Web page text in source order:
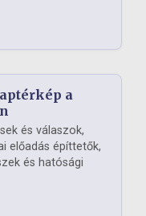
a
és válaszok,
előadás építtetők,
és hatósági